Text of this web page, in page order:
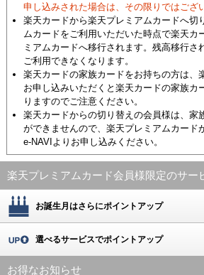
申し込みされた場合は、その限りではござ
楽天カードから楽天プレミアムカードへ切
ムカードをご利用いただいた時点で楽天カ
ミアムカードへ移行されます。残高移行さ
ご利用できなくなります。
楽天カードの家族カードをお持ちの方は、
お申し込みいただくと楽天カードの家族カ
りますのでご注意ください。
楽天カードからの切り替えの会員様は、家
ができませんので、楽天プレミアムカード
e-NAVIよりお申し込みください。
楽天プレミアムカード会員様限定のサー
お誕生月はさらにポイントアップ
選べるサービスでポイントアップ
お得なお知らせ